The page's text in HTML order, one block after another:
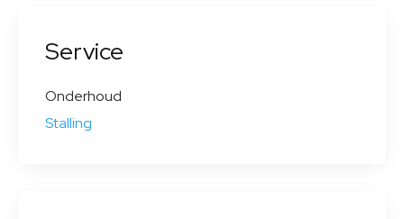
Service
Onderhoud
Stalling